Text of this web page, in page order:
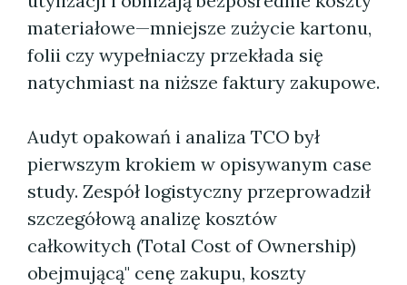
materiałowe—mniejsze zużycie kartonu,
folii czy wypełniaczy przekłada się
natychmiast na niższe faktury zakupowe.
Audyt opakowań i analiza TCO był
pierwszym krokiem w opisywanym case
study. Zespół logistyczny przeprowadził
szczegółową analizę kosztów
całkowitych (Total Cost of Ownership)
obejmującą" cenę zakupu, koszty